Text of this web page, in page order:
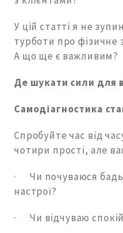
У цій статті я не
турботи про фізичне
А що ще є важливим?
Де шукати сили для
Самодіагностика
Спробуйте час від
чотири прості, але
· Чи почуваюся
настрої?
· Чи відчуваю